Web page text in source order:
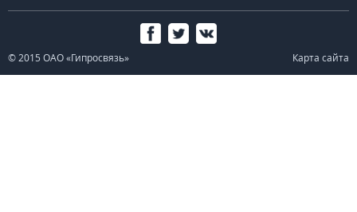
© 2015 ОАО «Гипросвязь» Карта сайта